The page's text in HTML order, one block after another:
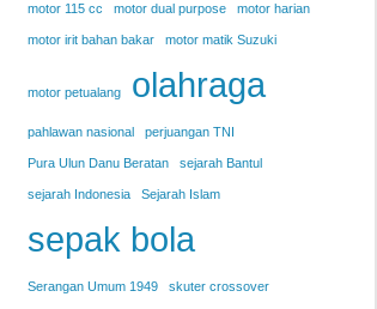
motor 115 cc motor dual purpose motor harian
motor irit bahan bakar motor matik Suzuki
motor petualang olahraga
pahlawan nasional perjuangan TNI
Pura Ulun Danu Beratan sejarah Bantul
sejarah Indonesia Sejarah Islam
sepak bola
Serangan Umum 1949 skuter crossover